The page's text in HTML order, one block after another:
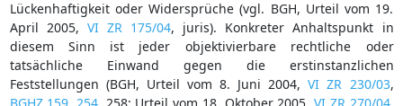
Lückenhaftigkeit oder Widersprüche (vgl. BGH, Urteil vom 19.
April 2005, VI ZR 175/04, juris). Konkreter Anhaltspunkt in
diesem Sinn ist jeder objektivierbare rechtliche oder
tatsächliche Einwand gegen die erstinstanzlichen
Feststellungen (BGH, Urteil vom 8. Juni 2004,VI ZR 230/03,
BGHZ 159, 254, 258; Urteil vom 18. Oktober 2005,VI ZR 270/04,